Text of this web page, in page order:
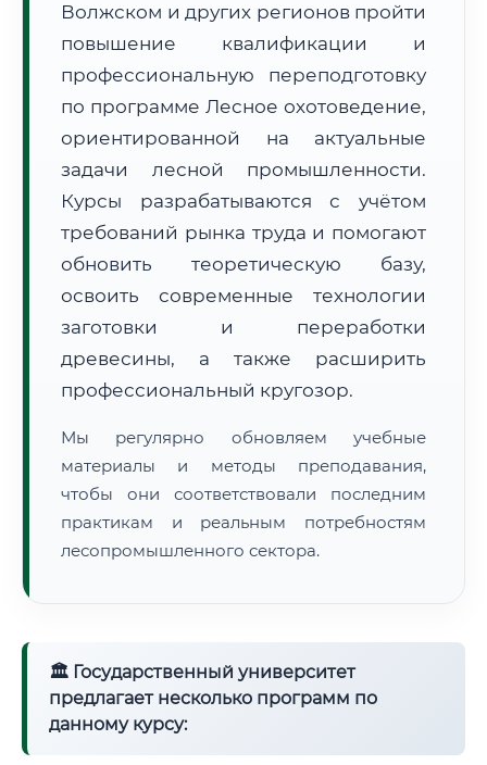
Тел. код:
+7 (8443)
Почтовые индексы:
404100–404199
Часовой пояс:
МСК (UTC+3)
Формат учебы:
Дистанционно
Расчет логистики оригиналов:
• Экспресс-доставка СДЭК / Почтой:4–6 рабочих дней
Нажмите на документ для увеличения и просмотра
Волжском и других регионов пройти
повышение квалификации и
профессиональную переподготовку
по программе Лесное охотоведение,
ориентированной на актуальные
задачи лесной промышленности.
Курсы разрабатываются с учётом
требований рынка труда и помогают
обновить теоретическую базу,
освоить современные технологии
заготовки и переработки
древесины, а также расширить
профессиональный кругозор.
Мы регулярно обновляем учебные
материалы и методы преподавания,
чтобы они соответствовали последним
практикам и реальным потребностям
лесопромышленного сектора.
🏛 Государственный университет
предлагает несколько программ по
данному курсу: